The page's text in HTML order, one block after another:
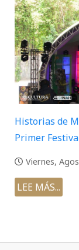
Historias de
Primer
Viernes,
LEE MÁS...